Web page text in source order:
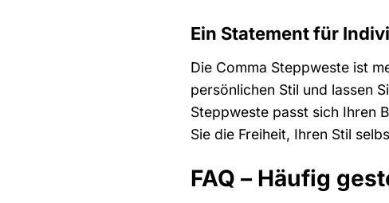
Ein Statement für
Die Comma Steppweste ist
persönlichen Stil und lassen
Steppweste passt sich Ihren
Sie die Freiheit, Ihren Stil
FAQ – Häufig